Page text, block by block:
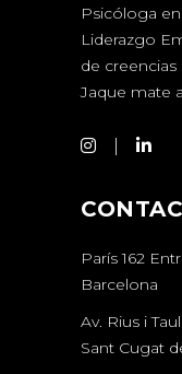
Psicóloga
Liderazgo
de
Jaque mate
París 162
Barcelona
Av. Rius i
Sant Cugat